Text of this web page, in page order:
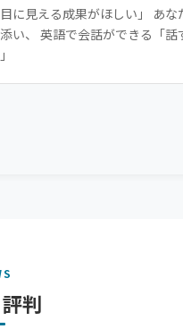
に見える成果がほしい」 あ
い、 英語で会話ができる「
判